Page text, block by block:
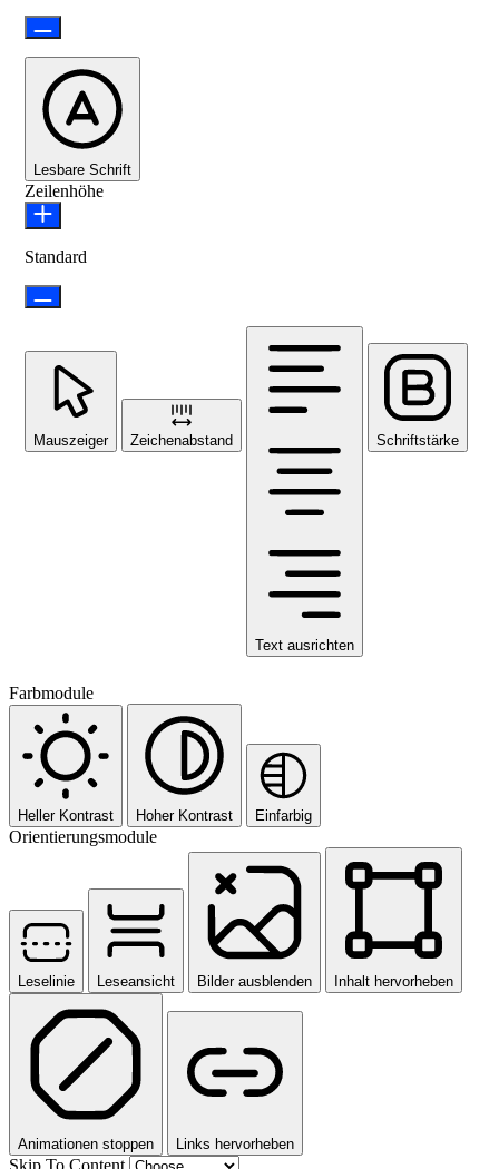
Lesbare Schrift
Zeilenhöhe
Standard
Mauszeiger Zeichenabstand
Text ausrichten
Schriftstärke
Farbmodule
Heller Kontrast Hoher Kontrast Einfarbig
Orientierungsmodule
Leselinie Leseansicht Bilder ausblenden Inhalt hervorheben
Animationen stoppen Links hervorheben